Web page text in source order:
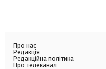
Про нас
Редакція
Редакційна політика
Про телеканал